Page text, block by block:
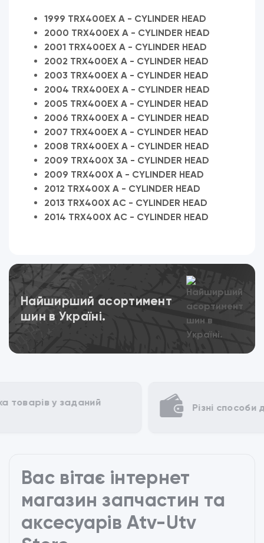
1999 TRX400EX A - CYLINDER HEAD
2000 TRX400EX A - CYLINDER HEAD
2001 TRX400EX A - CYLINDER HEAD
2002 TRX400EX A - CYLINDER HEAD
2003 TRX400EX A - CYLINDER HEAD
2004 TRX400EX A - CYLINDER HEAD
2005 TRX400EX A - CYLINDER HEAD
2006 TRX400EX A - CYLINDER HEAD
2007 TRX400EX A - CYLINDER HEAD
2008 TRX400EX A - CYLINDER HEAD
2009 TRX400X 3A - CYLINDER HEAD
2009 TRX400X A - CYLINDER HEAD
2012 TRX400X A - CYLINDER HEAD
2013 TRX400X AC - CYLINDER HEAD
2014 TRX400X AC - CYLINDER HEAD
Найширший асортимент
шин в Україні.
Переглянути
Різні способи для оплати
Вас вітає інтернет
магазин запчастин та
аксесуарів Atv-Utv